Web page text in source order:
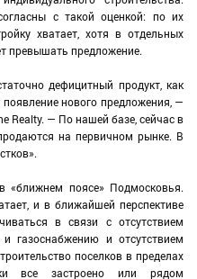
с такой оценкой: по их
хватает, хотя в отдельных
превышать предложение.
дефицитный продукт, как
появление нового предложения, —
Realty. — По нашей базе, сейчас в
на первичном рынке. В
«ближнем поясе» Подмосковья.
и в ближайшей перспективе
в связи с отсутствием
газоснабжению и отсутствием
поселков в пределах
все застроено или рядом